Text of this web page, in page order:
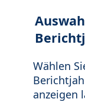
Wählen
anzeigen